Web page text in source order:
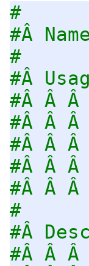
#
#Â
#
#Â
#Â Â Â
#Â Â Â
#Â Â Â
#Â Â
#Â Â
#
#Â
#Â Â